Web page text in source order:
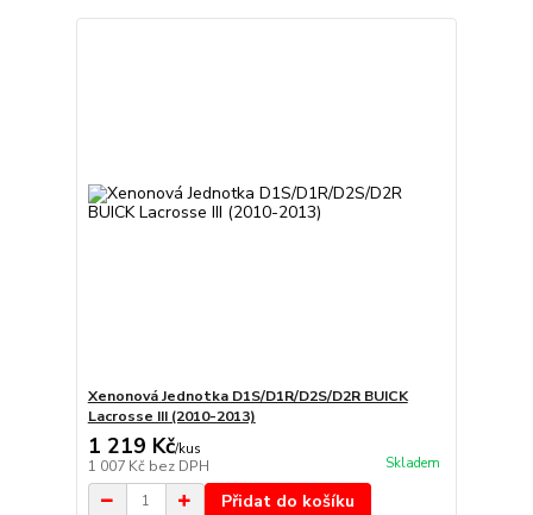
Xenonová Jednotka D1S/D1R/D2S/D2R BUICK
Lacrosse III (2010-2013)
1 219 Kč/kus
1 007 Kč bez DPH Skladem
Přidat do košíku